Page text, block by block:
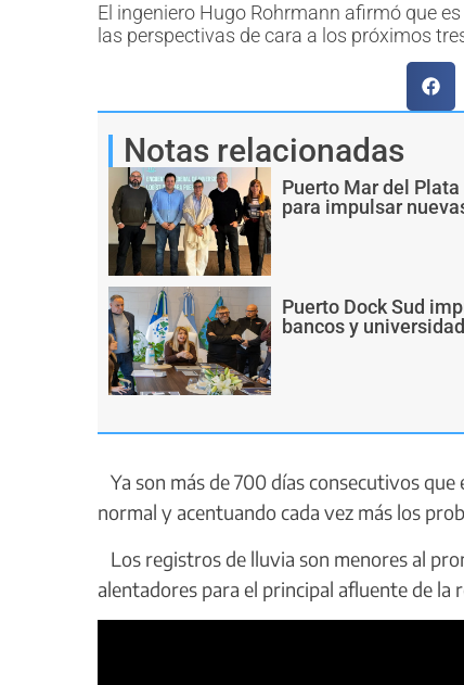
El ingeniero Hugo Rohrmann afirmó que
las perspectivas de cara a los próximos
Notas relacionadas
Puerto Mar del
para impulsar
Puerto Dock Sud
bancos y
Ya son más de 700 días consecutivos
normal y acentuando cada vez más los
Los registros de lluvia son menores al
alentadores para el principal afluente de la